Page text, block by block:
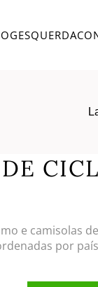
ESQUERDA
e camisolas
por